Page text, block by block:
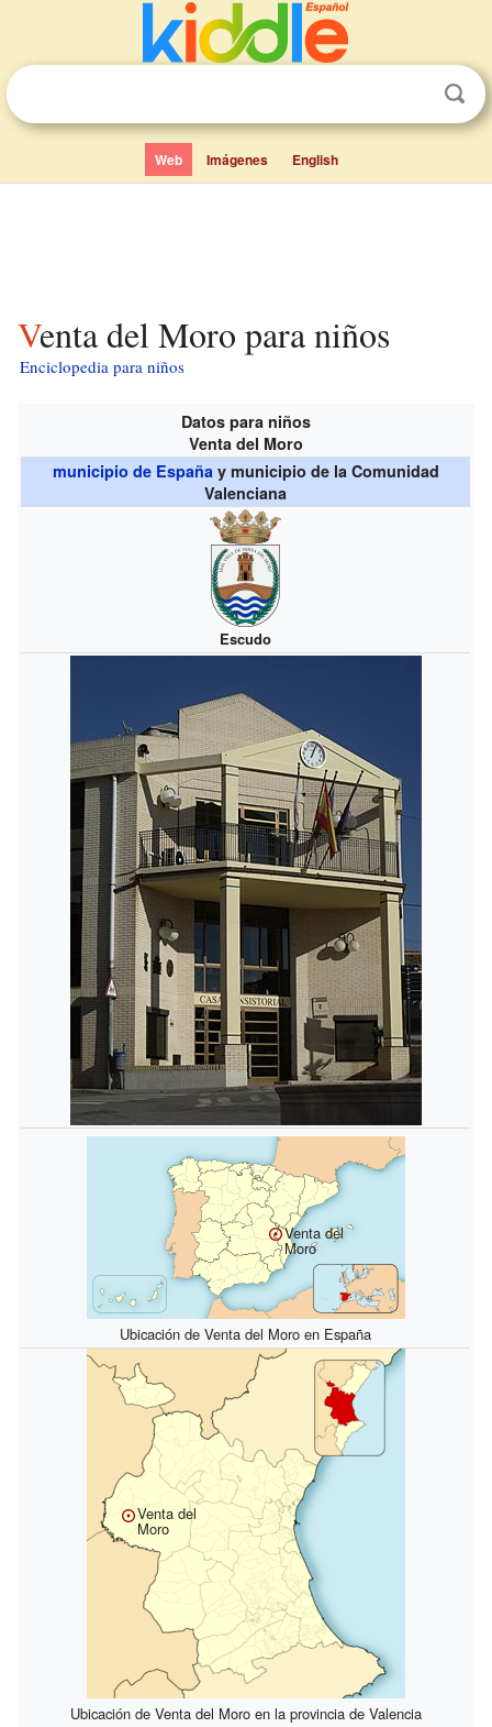
Web Imágenes English
Venta del Moro para niños
Enciclopedia para niños
Datos para niños
Venta del Moro
municipio de España y municipio de la Comunidad
Valenciana
Escudo
Venta del
Moro
Ubicación de Venta del Moro en España
Venta del
Moro
Ubicación de Venta del Moro en la provincia de Valencia